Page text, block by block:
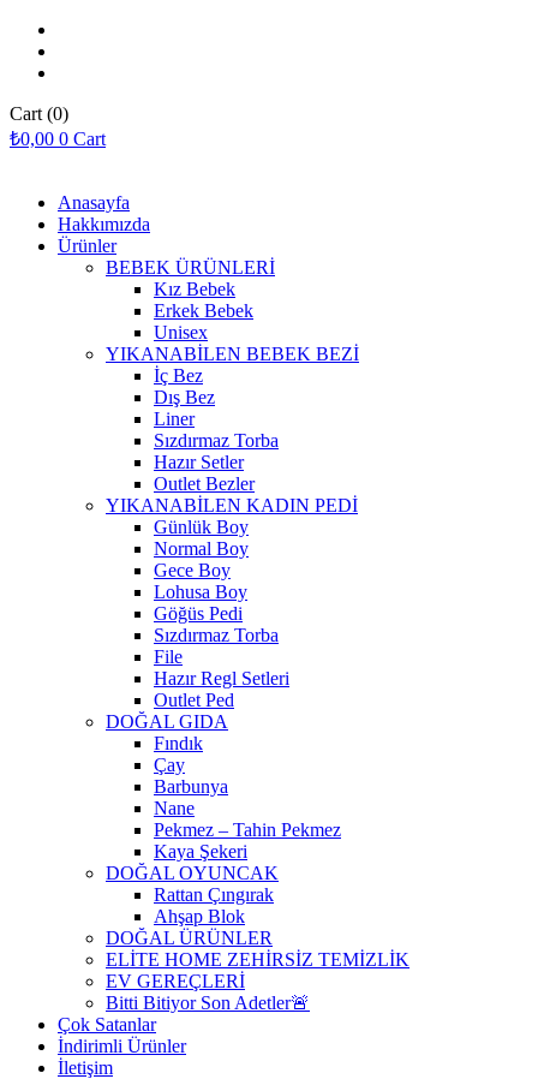
Cart (0)
₺0,00 0 Cart
Anasayfa
Hakkımızda
Ürünler
BEBEK ÜRÜNLERİ
Kız Bebek
Erkek Bebek
Unisex
YIKANABİLEN BEBEK BEZİ
İç Bez
Dış Bez
Liner
Sızdırmaz Torba
Hazır Setler
Outlet Bezler
YIKANABİLEN KADIN PEDİ
Günlük Boy
Normal Boy
Gece Boy
Lohusa Boy
Göğüs Pedi
Sızdırmaz Torba
File
Hazır Regl Setleri
Outlet Ped
DOĞAL GIDA
Fındık
Çay
Barbunya
Nane
Pekmez – Tahin Pekmez
Kaya Şekeri
DOĞAL OYUNCAK
Rattan Çıngırak
Ahşap Blok
DOĞAL ÜRÜNLER
ELİTE HOME ZEHİRSİZ TEMİZLİK
EV GEREÇLERİ
Bitti Bitiyor Son Adetler🚨
Çok Satanlar
İndirimli Ürünler
İletişim